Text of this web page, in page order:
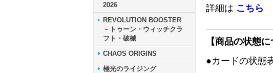
2026
REVOLUTION BOOSTER
－トゥーン・ウィッチクラ
フト・破械
CHAOS ORIGINS
極光のライジング
詳細は こちら
【商品の状態に
●カードの状態